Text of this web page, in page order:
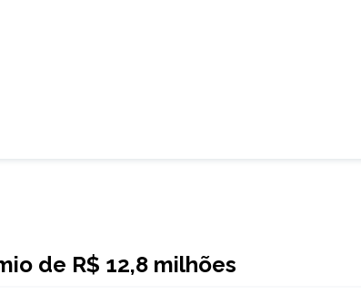
de R$ 12,8 milhões